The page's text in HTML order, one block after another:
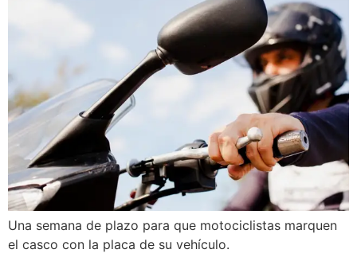
Una semana de plazo para que motociclistas marquen
el casco con la placa de su vehículo.